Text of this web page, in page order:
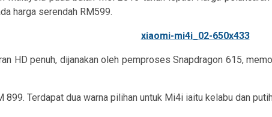
harga serendah RM599.
HD penuh, dijanakan oleh pemproses Snapdragon 615,
Terdapat dua warna pilihan untuk Mi4i iaitu kelabu dan